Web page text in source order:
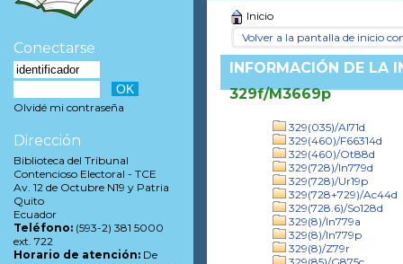
Inicio
Volver a la pantalla de inicio
INFORMACIÓN DE LA
329f/M3669p
329(035)/Al71d
329(460)/F66314d
329(460)/Ot88d
329(728)/In779d
329(728)/Ur19p
329(728+729)/Ac44d
329(728.6)/So128d
329(8)/In779a
329(8)/In779p
329(8)/Z79r
Conectarse
Olvidé mi contraseña
Dirección
Biblioteca del Tribunal
Contencioso Electoral - TCE
Av. 12 de Octubre N19 y Patria
Quito
Ecuador
Teléfono: (593-2) 381 5000
ext. 722
Horario de atención: De